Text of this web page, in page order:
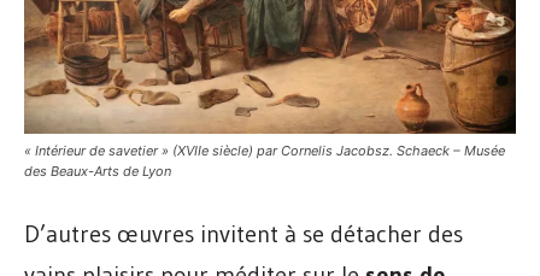
« Intérieur de savetier » (XVIIe siècle) par Cornelis Jacobsz. Schaeck – Musée
des Beaux-Arts de Lyon
D’autres œuvres invitent à se détacher des